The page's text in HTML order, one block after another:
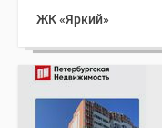
ЖК «Яркий»